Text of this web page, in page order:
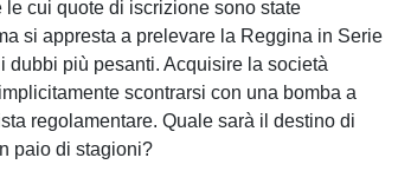
cui quote di iscrizione sono state
si appresta a prelevare la Reggina in Serie
dubbi più pesanti. Acquisire la società
scontrarsi con una bomba a
regolamentare. Quale sarà il destino di
paio di stagioni?